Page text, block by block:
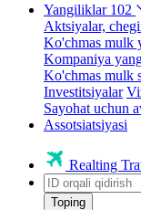
Yangiliklar 102
Aktsiyalar,
Ko'chmas mulk
Kompaniya
Ko'chmas mulk
Investitsiyalar
Sayohat uchun
Assotsiatsiyasi
Realting
Toping